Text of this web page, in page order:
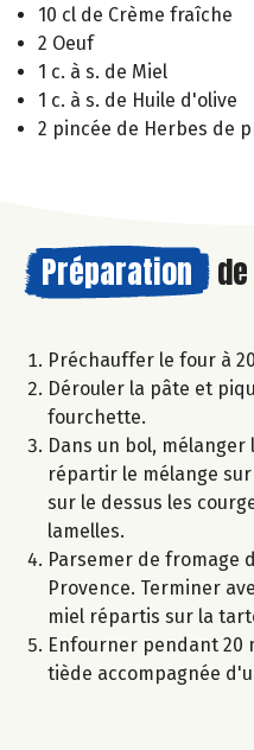
10 cl de Crème fraîche
2 Oeuf
1 c. à s. de Miel
1 c. à s. de Huile d'olive
2 pincée de Herbes de
Préparation
Préchauffer le four à
Dérouler la pâte et
fourchette.
Dans un bol,
répartir le mélange
sur le dessus les
lamelles.
Parsemer de fromage
Provence. Terminer
miel répartis sur la
Enfourner pendant 20
tiède accompagnée